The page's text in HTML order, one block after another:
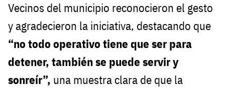
Vecinos del municipio reconocieron el gesto
y agradecieron la iniciativa, destacando que
“no todo operativo tiene que ser para
detener, también se puede servir y
sonreír”, una muestra clara de que la